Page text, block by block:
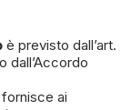
è previsto dall’art.
dall’Accordo
fornisce ai